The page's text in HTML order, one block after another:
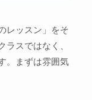
レッスン」をそ
スではなく、
。まずは雰囲気